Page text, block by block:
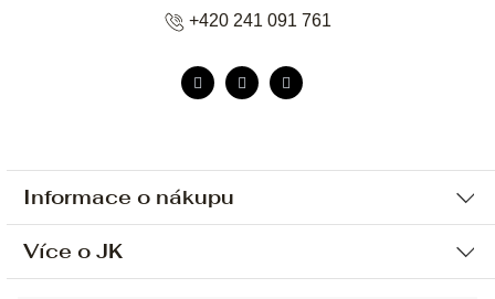
Informace o nákupu
Ochrana osobních údajů
Více o JK
+420 241 091 761